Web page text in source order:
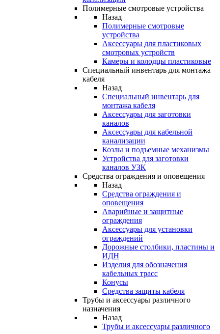
Полимерные смотровые устройства
Назад
Полимерные смотровые
устройства
Аксессуары для пластиковых
смотровых устройств
Камеры и колодцы пластиковые
Специальный инвентарь для монтажа
кабеля
Назад
Специальный инвентарь для
монтажа кабеля
Аксессуары для заготовки
каналов
Аксессуары для кабельной
канализации
Козлы и подъемные механизмы
Устройства для заготовки
каналов УЗК
Средства ограждения и оповещения
Назад
Средства ограждения и
оповещения
Аварийные и защитные
ограждения
Аксессуары для установки
ограждений
Дорожные столбики, пластины и
ИДН
Изделия для обозначения
кабельных трасс
Конусы
Средства защиты кабеля
Трубы и аксессуары различного
назначения
Назад
Трубы и аксессуары различного